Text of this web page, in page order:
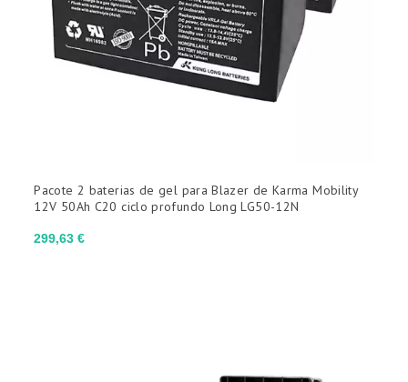
DIMENSÕES (L X AN X AL)
(sem filtro)
Ciclo profundo
Cíclicas leves
Preço
299,63 €
Pacote 2 baterias de gel para Blazer de Karma Mobility
12V 50Ah C20 ciclo profundo Long LG50-12N